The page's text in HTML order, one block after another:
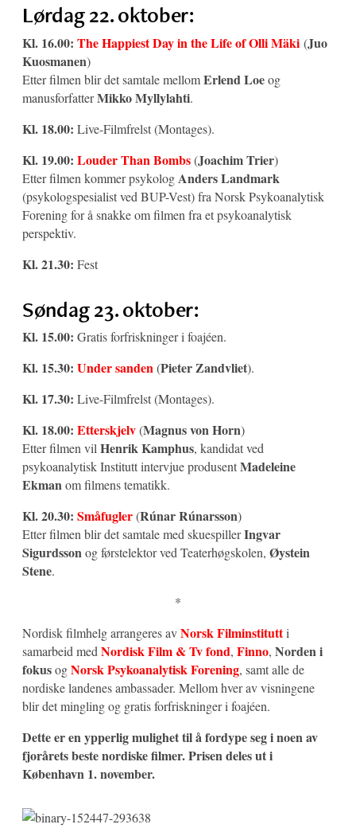
Lørdag 22. oktober:
Kl. 16.00: The Happiest Day in the Life of Olli Mäki (Juo
Kuosmanen)
Etter filmen blir det samtale mellomErlend Loeog
manusforfatterMikko Myllylahti.
Kl. 18.00: Live-Filmfrelst (Montages).
Kl. 19.00: Louder Than Bombs(Joachim Trier)
Etter filmen kommer psykologAnders Landmark
(psykologspesialist ved BUP-Vest) fra Norsk Psykoanalytisk
Forening for å snakke om filmen fra et psykoanalytisk
perspektiv.
Kl. 21.30: Fest
Søndag 23. oktober:
Kl. 15.00: Gratis forfriskninger i foajéen.
Kl. 15.30: Under sanden(Pieter Zandvliet).
Kl. 17.30: Live-Filmfrelst (Montages).
Kl. 18.00: Etterskjelv(Magnus von Horn)
Etter filmen vilHenrik Kamphus, kandidat ved
psykoanalytisk Institutt intervjue produsentMadeleine
Ekmanom filmens tematikk.
Kl. 20.30: Småfugler(Rúnar Rúnarsson)
Etter filmen blir det samtale med skuespillerIngvar
Sigurdssonog førstelektor ved Teaterhøgskolen, Øystein
Stene.
*
Nordisk filmhelg arrangeres avNorsk Filminstitutti
samarbeid medNordisk Film & Tv fond, Finno, Norden i
fokusogNorsk Psykoanalytisk Forening, samt alle de
nordiske landenes ambassader. Mellom hver av visningene
blir det mingling og gratis forfriskninger i foajéen.
Dette er en ypperlig mulighet til å fordype seg i noen av
fjorårets beste nordiske filmer. Prisen deles ut i
København 1. november.